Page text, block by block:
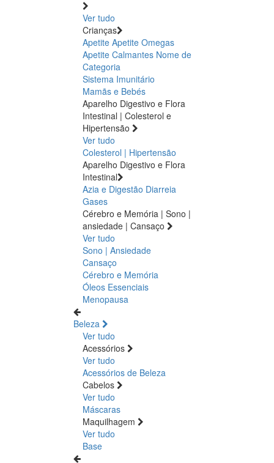
Ver tudo
Crianças
Apetite Apetite Omegas
Apetite Calmantes Nome de
Categoria
Sistema Imunitário
Mamãs e Bebés
Aparelho Digestivo e Flora
Intestinal | Colesterol e
Hipertensão
Ver tudo
Colesterol | Hipertensão
Aparelho Digestivo e Flora
Intestinal
Azia e Digestão Diarreia
Gases
Cérebro e Memória | Sono |
ansiedade | Cansaço
Ver tudo
Sono | Ansiedade
Cansaço
Cérebro e Memória
Óleos Essenciais
Menopausa
Beleza
Ver tudo
Acessórios
Ver tudo
Acessórios de Beleza
Cabelos
Ver tudo
Máscaras
Maquilhagem
Ver tudo
Base